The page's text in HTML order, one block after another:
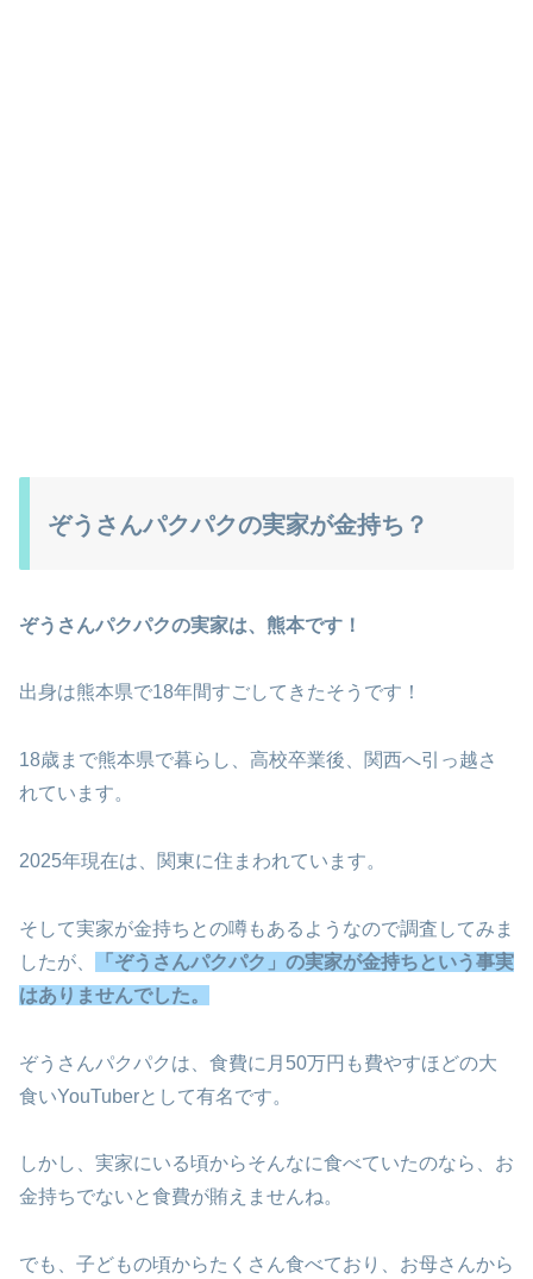
ぞうさんパクパクの実家が金持ち？
ぞうさんパクパクの実家は、熊本です！
出身は熊本県で18年間すごしてきたそうです！
18歳まで熊本県で暮らし、高校卒業後、関西へ引っ越さ
れています。
2025年現在は、関東に住まわれています。
そして実家が金持ちとの噂もあるようなので調査してみま
したが、
「ぞうさんパクパク」の実家が金持ちという事実
はありませんでした。
ぞうさんパクパクは、食費に月50万円も費やすほどの大
食いYouTuberとして有名です。
しかし、実家にいる頃からそんなに食べていたのなら、お
金持ちでないと食費が賄えませんね。
でも、子どもの頃からたくさん食べており、お母さんから